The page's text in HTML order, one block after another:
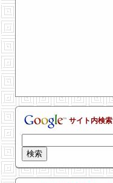
サイト内検索